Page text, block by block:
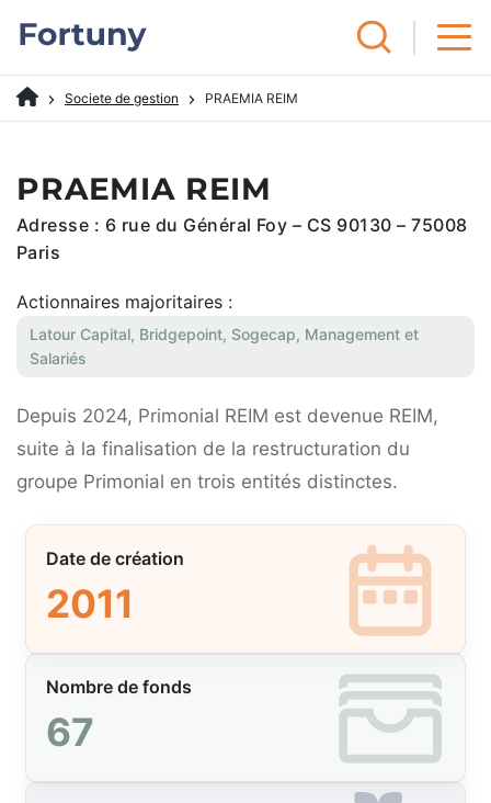
Societe de gestion PRAEMIA REIM
PRAEMIA REIM
Adresse : 6 rue du Général Foy – CS 90130 – 75008
Paris
Actionnaires majoritaires :
Latour Capital, Bridgepoint, Sogecap, Management et
Salariés
Depuis 2024, Primonial REIM est devenue REIM,
suite à la finalisation de la restructuration du
groupe Primonial en trois entités distinctes.
Date de création
2011
Nombre de fonds
67